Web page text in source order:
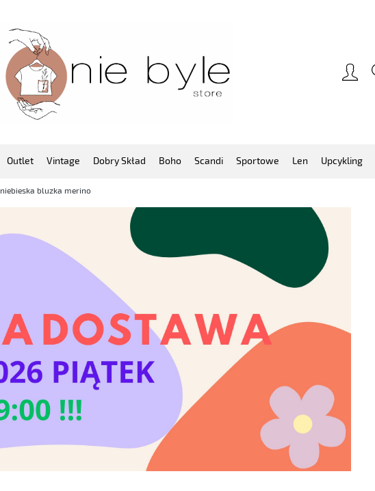
Outlet Vintage Dobry Skład Boho Scandi Sportowe Len Upcykling
bluzka merino